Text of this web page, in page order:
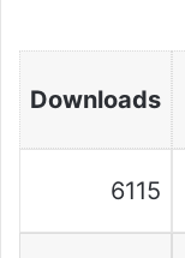
Downloads
6115